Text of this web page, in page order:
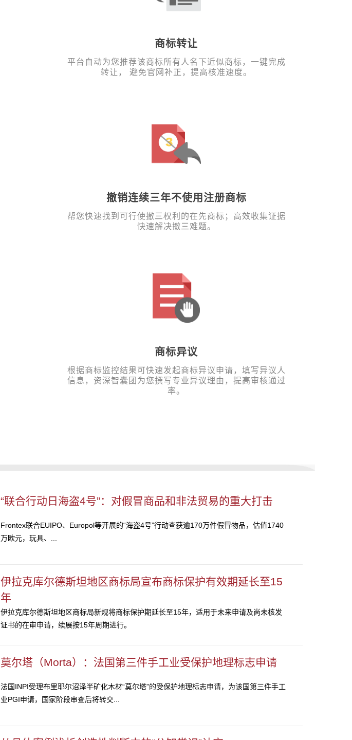
商标转让
平台自动为您推荐该商标所有人名下近似商标，一键完成
转让， 避免官网补正，提高核准速度。
撤销连续三年不使用注册商标
帮您快速找到可行使撤三权利的在先商标；高效收集证据
快速解决撤三难题。
商标异议
根据商标监控结果可快速发起商标异议申请，填写异议人
信息，资深智囊团为您撰写专业异议理由，提高审核通过
率。
“联合行动日海盗4号”：对假冒商品和非法贸易的重大打击
Frontex联合EUIPO、Europol等开展的“海盗4号”行动查获逾170万件假冒物品，估值1740
万欧元，玩具、...
伊拉克库尔德斯坦地区商标局宣布商标保护有效期延长至15
年
伊拉克库尔德斯坦地区商标局新规将商标保护期延长至15年，适用于未来申请及尚未核发
证书的在审申请，续展按15年周期进行。
莫尔塔（Morta）：法国第三件手工业受保护地理标志申请
法国INPI受理布里耶尔沼泽半矿化木材“莫尔塔”的受保护地理标志申请，为该国第三件手工
业PGI申请，国家阶段审查后将转交...